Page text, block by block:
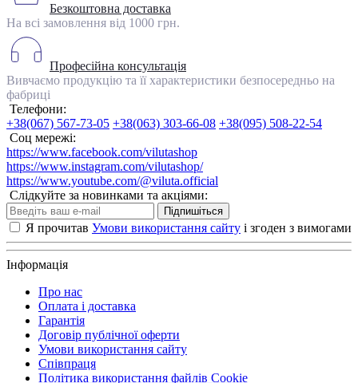
Безкоштовна доставка
На всі замовлення від 1000 грн.
Професійна консультація
Вивчаємо продукцію та її характеристики безпосередньо на
фабриці
Телефони:
+38(067) 567-73-05 +38(063) 303-66-08 +38(095) 508-22-54
Соц мережі:
https://www.facebook.com/vilutashop
https://www.instagram.com/vilutashop/
https://www.youtube.com/@viluta.official
Слідкуйте за новинками та акціями:
Підпишіться
Я прочитав Умови використання сайту і згоден з вимогами
Інформація
Про нас
Оплата і доставка
Гарантія
Договір публічної оферти
Умови використання сайту
Співпраця
Політика використання файлів Cookie